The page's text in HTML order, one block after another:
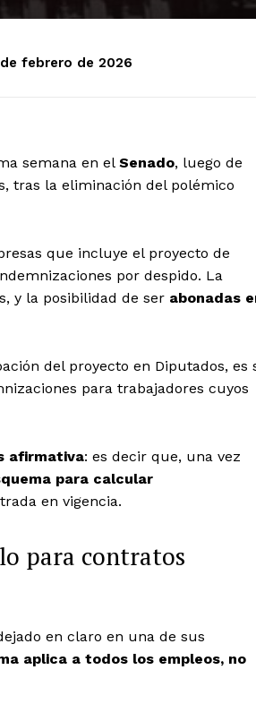
febrero de 2026
semana en el Senado, luego de
tras la eliminación del polémico
que incluye el proyecto de
por despido. La
y la posibilidad de ser abonadas
del proyecto en Diputados, es
para trabajadores cuyos
afirmativa: es decir que, una vez
para calcular
en vigencia.
para contratos
en claro en una de sus
aplica a todos los empleos, no